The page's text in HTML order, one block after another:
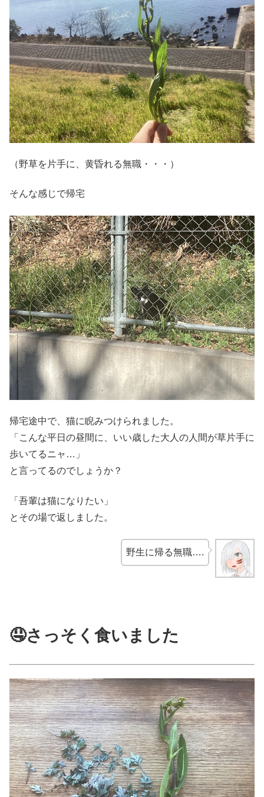
（野草を片手に、黄昏れる無職・・・）
そんな感じで帰宅
帰宅途中で、猫に睨みつけられました。
「こんな平日の昼間に、いい歳した大人の人間が草片手に
歩いてるニャ…」
と言ってるのでしょうか？
「吾輩は猫になりたい」
とその場で返しました。
野生に帰る無職….
🤤さっそく食いました